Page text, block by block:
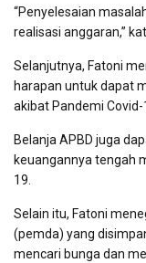
“Penyelesaian
realisasi anggaran,”
Selanjutnya, Fatoni
harapan untuk dapat
akibat Pandemi Covid-
Belanja APBD juga
keuangannya tengah
19.
Selain itu, Fatoni
(pemda) yang
mencari bunga dan